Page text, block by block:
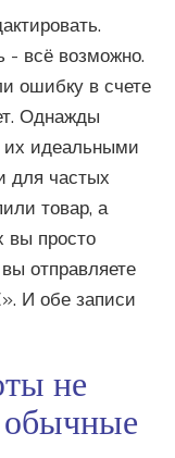
- всё возможно.
ошибку в счете
Однажды
их идеальными
для частых
товар, а
вы просто
отправляете
И обе записи
не
обычные